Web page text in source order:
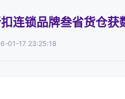
连锁品牌叁省货仓获
01-17 23:25:18